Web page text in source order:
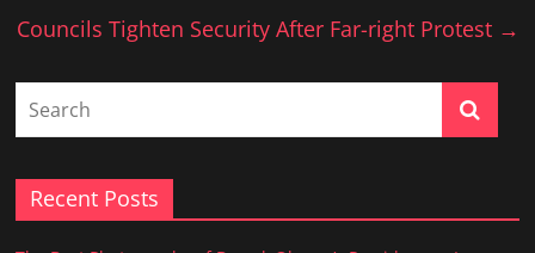
Councils Tighten Security After Far-right Protest →
Recent Posts